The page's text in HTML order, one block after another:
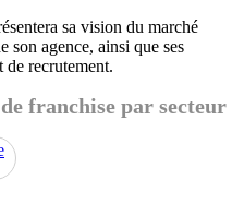
sa vision du marché
son agence, ainsi que ses
de recrutement.
franchise par secteur